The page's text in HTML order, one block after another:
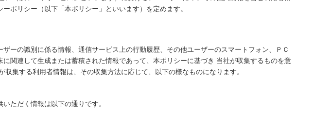
ポリシー（以下「本ポリシー」といいます）を定めます。
ーの識別に係る情報、通信サービス上の行動履歴、その他ユーザーのスマートフォン、ＰＣ
関連して生成または蓄積された情報であって、本ポリシーに基づき 当社が収集するものを意
集する利用者情報は、その収集方法に応じて、以下の様なものになります。
ただく情報は以下の通りです。